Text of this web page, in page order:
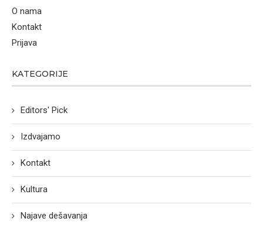
O nama
Kontakt
Prijava
KATEGORIJE
Editors' Pick
Izdvajamo
Kontakt
Kultura
Najave dešavanja